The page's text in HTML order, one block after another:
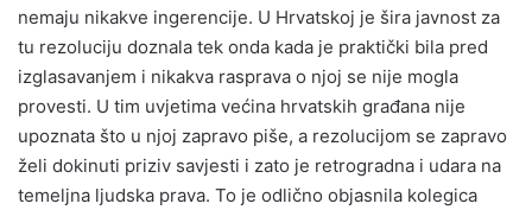
nemaju nikakve ingerencije. U Hrvatskoj je šira javnost za
tu rezoluciju doznala tek onda kada je praktički bila pred
izglasavanjem i nikakva rasprava o njoj se nije mogla
provesti. U tim uvjetima većina hrvatskih građana nije
upoznata što u njoj zapravo piše, a rezolucijom se zapravo
želi dokinuti priziv savjesti i zato je retrogradna i udara na
temeljna ljudska prava. To je odlično objasnila kolegica